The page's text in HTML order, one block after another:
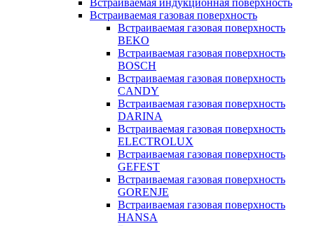
Встраиваемая индукционная поверхность
Встраиваемая газовая поверхность
Встраиваемая газовая поверхность
BEKO
Встраиваемая газовая поверхность
BOSCH
Встраиваемая газовая поверхность
CANDY
Встраиваемая газовая поверхность
DARINA
Встраиваемая газовая поверхность
ELECTROLUX
Встраиваемая газовая поверхность
GEFEST
Встраиваемая газовая поверхность
GORENJE
Встраиваемая газовая поверхность
HANSA